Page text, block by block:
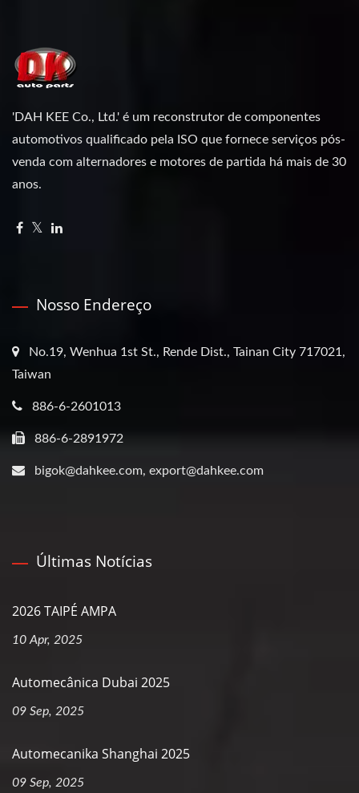
'DAH KEE Co., Ltd.' é um reconstrutor de componentes
automotivos qualificado pela ISO que fornece serviços pós-
venda com alternadores e motores de partida há mais de 30
anos.
Nosso Endereço
No.19, Wenhua 1st St., Rende Dist., Tainan City 717021,
Taiwan
886-6-2601013
886-6-2891972
bigok@dahkee.com, export@dahkee.com
Últimas Notícias
2026 TAIPÉ AMPA
10 Apr, 2025
Automecânica Dubai 2025
09 Sep, 2025
Automecanika Shanghai 2025
09 Sep, 2025